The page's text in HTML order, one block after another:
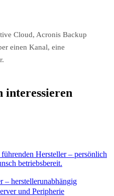
Cloud, Acronis Backup
einen Kanal, eine
interessieren
Hersteller – persönlich
betriebsbereit.
– herstellerunabhängig
und Peripherie